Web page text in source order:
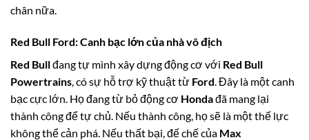
chân nữa.
Red Bull Ford: Canh bạc lớn của nhà vô địch
Red Bullđang tự mình xây dựng động cơ với Red Bull
Powertrains , có sự hỗ trợ kỹ thuật từ Ford . Đây là một canh
bạc cực lớn. Họ đang từ bỏ động cơ Hondađã mang lại
thành công để tự chủ. Nếu thành công, họ sẽ là một thế lực
không thể cản phá. Nếu thất bại, đế chế của Max